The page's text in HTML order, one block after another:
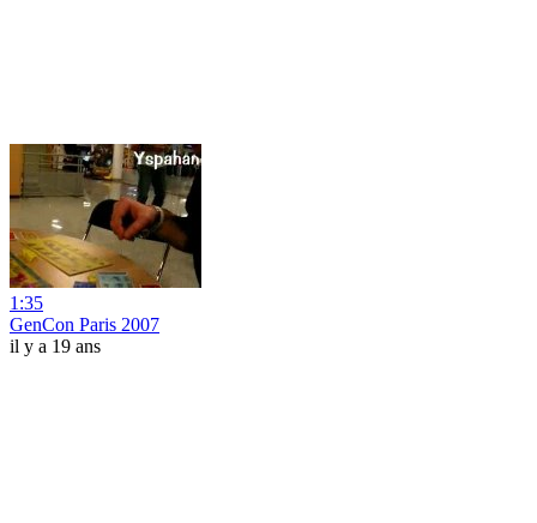
1:35
GenCon Paris 2007
il y a 19 ans